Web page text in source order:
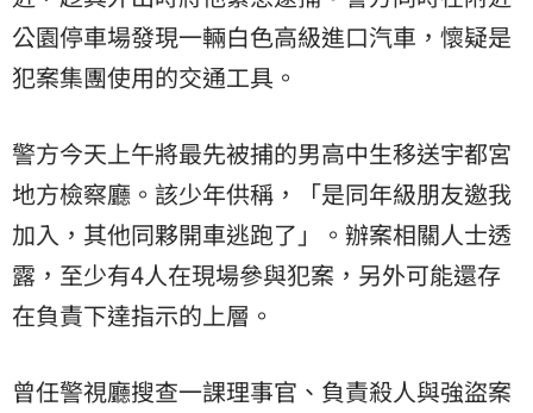
公園停車場發現一輛白色高級進口汽車，懷疑是
犯案集團使用的交通工具。
警方今天上午將最先被捕的男高中生移送宇都宮
地方檢察廳。該少年供稱，「是同年級朋友邀我
加入，其他同夥開車逃跑了」。辦案相關人士透
露，至少有4人在現場參與犯案，另外可能還存
在負責下達指示的上層。
曾任警視廳搜查一課理事官、負責殺人與強盜案